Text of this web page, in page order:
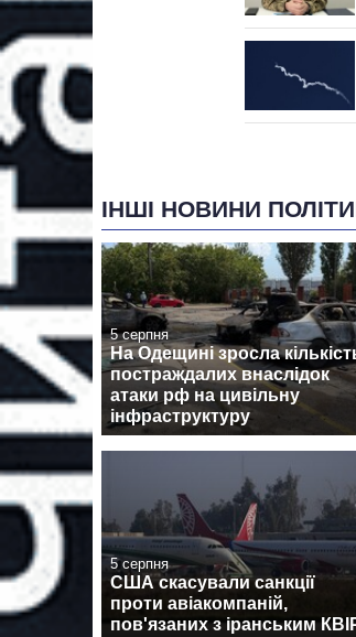
ІНШІ НОВИНИ
5 серпня
На Одещині зросла
постраждалих внаслідок
атаки рф на цивільну
інфраструктуру
5 серпня
США скасували санкції
проти авіакомпаній,
пов'язаних з іранським